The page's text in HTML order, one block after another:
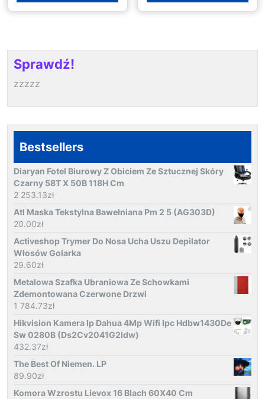
Sprawdź!
zzzzz
Bestsellers
Diaryan Fotel Biurowy Z Obiciem Ze Sztucznej Skóry
Czarny 58T X 50B 118H Cm
2 253.13zł
Atl Maska Tekstylna Bawełniana Pm 2 5 (AG303D)
20.00zł
Activeshop Trymer Do Nosa Ucha Uszu Depilator
Włosów Golarka
29.60zł
Metalowa Szafka Ubraniowa Ze Schowkami
Zdemontowana Czerwone Drzwi
1 784.73zł
Hikvision Kamera Ip Dahua 4Mp Wifi Ipc Hdbw1430De
Sw 0280B (Ds2Cv2041G2Idw)
432.37zł
The Best Of Niemen. LP
89.90zł
Komora Wzrostu Lievox 16 Blach 60X40 Cm